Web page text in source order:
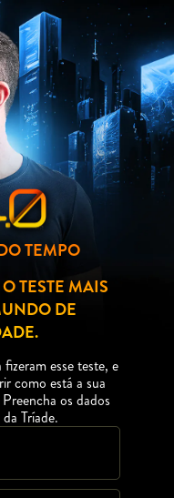
TEMPO
TESTE MAIS
DE
esse teste, e
como está a sua
os dados
Tríade.